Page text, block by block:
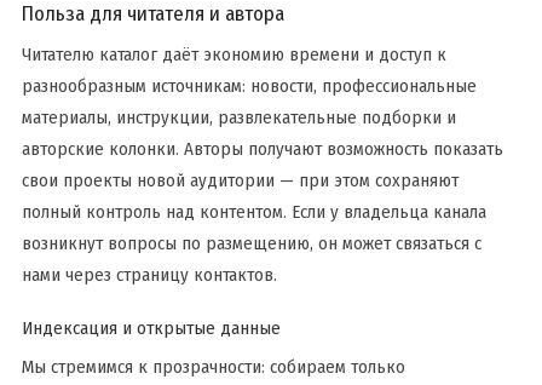
Польза для читателя и автора
Читателю каталог даёт экономию времени и доступ к
разнообразным источникам: новости, профессиональные
материалы, инструкции, развлекательные подборки и
авторские колонки. Авторы получают возможность показать
свои проекты новой аудитории — при этом сохраняют
полный контроль над контентом. Если у владельца канала
возникнут вопросы по размещению, он может связаться с
нами через страницу контактов.
Индексация и открытые данные
Мы стремимся к прозрачности: собираем только